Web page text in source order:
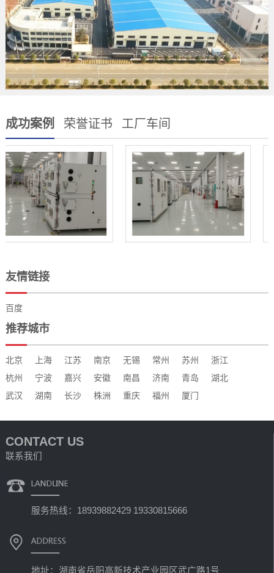
成功案例 荣誉证书 工厂车间
友情链接
百度
推荐城市
北京 上海 江苏 南京 无锡 常州 苏州
浙江
杭州
宁波 嘉兴 安徽 南昌 济南 青岛
湖北
武汉
湖南 长沙 株洲 重庆 福州 厦门
CONTACT US
联系我们
服务热线：18939882429 19330815666
地址：湖南省岳阳高新技术产业园区武广路1号